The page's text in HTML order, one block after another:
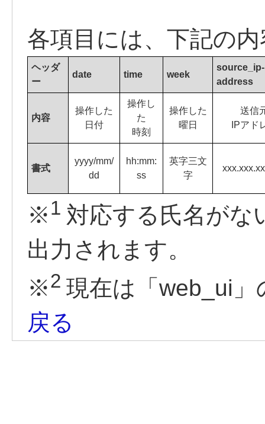
各項目には、下記の
ヘッダ
ー
date time week
source_ip-
address
内容
操作した
日付
操作し
た
時刻
操作した
曜日
送信
IPアド
書式
yyyy/mm/
dd
hh:mm:
ss
英字三文
字
※1 対応する氏名がな
出力されます。
※2 現在は「web_ui」
戻る